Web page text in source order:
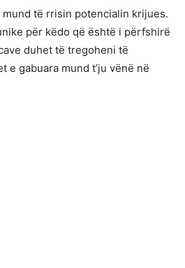
të rrisin potencialin krijues.
për këdo që është i përfshirë
duhet të tregoheni të
e gabuara mund t’ju vënë në